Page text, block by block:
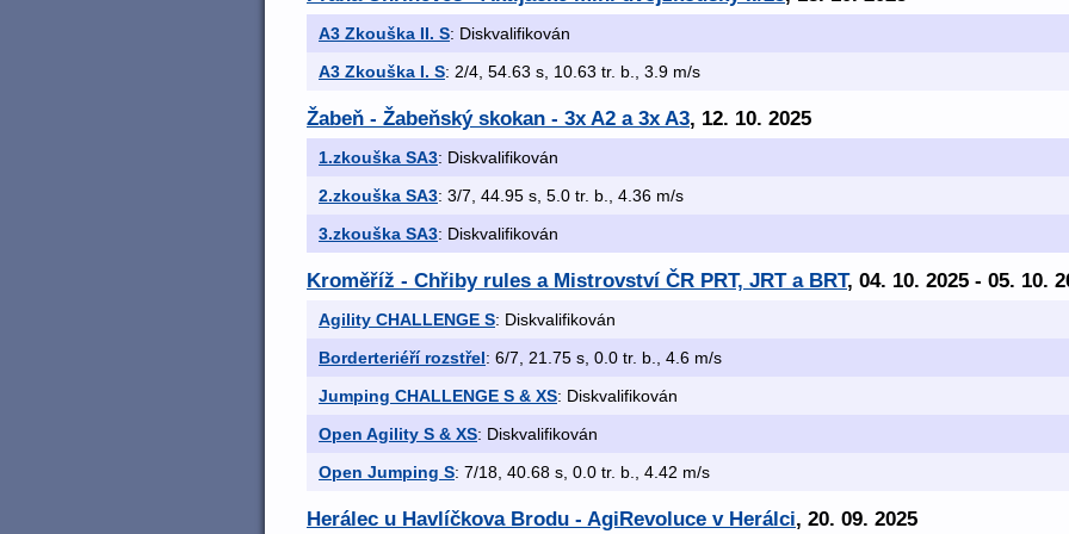
A3 Zkouška II. S: Diskvalifikován
A3 Zkouška I. S: 2/4, 54.63 s, 10.63 tr. b., 3.9 m/s
Žabeň - Žabeňský skokan - 3x A2 a 3x A3, 12. 10. 2025
1.zkouška SA3: Diskvalifikován
2.zkouška SA3: 3/7, 44.95 s, 5.0 tr. b., 4.36 m/s
3.zkouška SA3: Diskvalifikován
Kroměříž - Chřiby rules a Mistrovství ČR PRT, JRT a BRT, 04. 10. 2025 - 05. 10.
Agility CHALLENGE S: Diskvalifikován
Borderteriéří rozstřel: 6/7, 21.75 s, 0.0 tr. b., 4.6 m/s
Jumping CHALLENGE S & XS: Diskvalifikován
Open Agility S & XS: Diskvalifikován
Open Jumping S: 7/18, 40.68 s, 0.0 tr. b., 4.42 m/s
Herálec u Havlíčkova Brodu - AgiRevoluce v Herálci, 20. 09. 2025